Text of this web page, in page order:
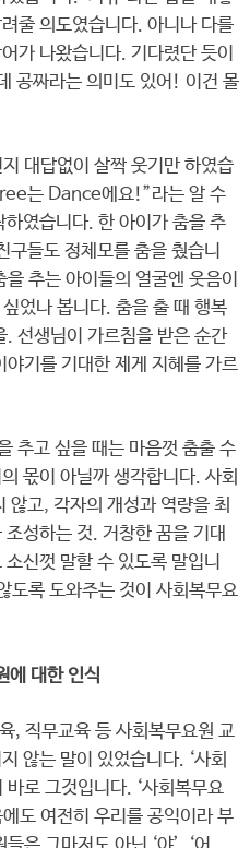
줄 의도였습니다. 아니나 다를
가 나왔습니다. 기다렸단 듯이
공짜라는 의미도 있어! 이건 몰
대답없이 살짝 웃기만 하였습
는 Dance에요!”라는 알 수
였습니다. 한 아이가 춤을 추
구들도 정체모를 춤을 췄습니
추는 아이들의 얼굴엔 웃음이
었나 봅니다. 춤을 출 때 행복
선생님이 가르침을 받은 순간
기를 기대한 제게 지혜를 가르
추고 싶을 때는 마음껏 춤출 수
몫이 아닐까 생각합니다. 사회
않고, 각자의 개성과 역량을 최
성하는 것. 거창한 꿈을 기대
신껏 말할 수 있도록 말입니
도록 도와주는 것이 사회복무요
에 대한 인식
, 직무교육 등 사회복무요원 교
않는 말이 있었습니다. ‘사회
로 그것입니다. ‘사회복무요
도 여전히 우리를 공익이라 부